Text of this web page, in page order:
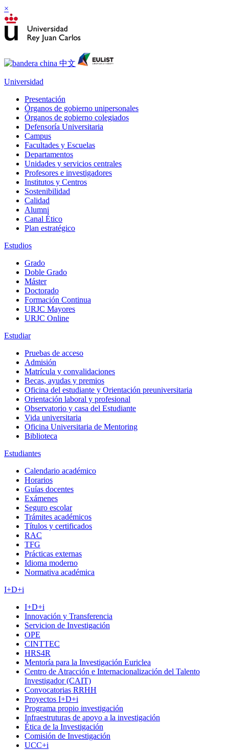
×
Universidad
Presentación
Órganos de gobierno unipersonales
Órganos de gobierno colegiados
Defensoría Universitaria
Campus
Facultades y Escuelas
Departamentos
Unidades y servicios centrales
Profesores e investigadores
Institutos y Centros
Sostenibilidad
Calidad
Alumni
Canal Ético
Plan estratégico
Estudios
Grado
Doble Grado
Máster
Doctorado
Formación Continua
URJC Mayores
URJC Online
Estudiar
Pruebas de acceso
Admisión
Matrícula y convalidaciones
Becas, ayudas y premios
Oficina del estudiante y Orientación preuniversitaria
Orientación laboral y profesional
Observatorio y casa del Estudiante
Vida universitaria
Oficina Universitaria de Mentoring
Biblioteca
Estudiantes
Calendario académico
Horarios
Guías docentes
Exámenes
Seguro escolar
Trámites académicos
Títulos y certificados
RAC
TFG
Prácticas externas
Idioma moderno
Normativa académica
I+D+i
I+D+i
Innovación y Transferencia
Servicion de Investigación
OPE
CINTTEC
HRS4R
Mentoría para la Investigación Euriclea
Centro de Atracción e Internacionalización del Talento
Investigador (CAIT)
Convocatorias RRHH
Proyectos I+D+i
Programa propio investigación
Infraestruturas de apoyo a la investigación
Ética de la Investigación
Comisión de Investigación
UCC+i